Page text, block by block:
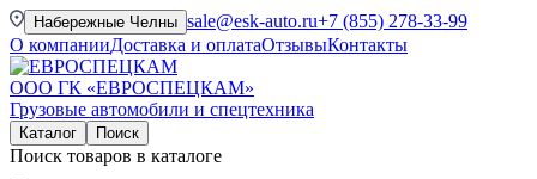
Набережные Челны sale@esk-auto.ru+7 (855) 278-33-99
О компанииДоставка и оплатаОтзывыКонтакты
ООО ГК «ЕВРОСПЕЦКАМ»
Грузовые автомобили и спецтехника
Каталог Поиск
Поиск товаров в каталоге